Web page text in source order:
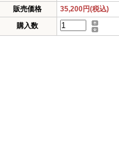
販売価格
35,200円(税込)
購入数